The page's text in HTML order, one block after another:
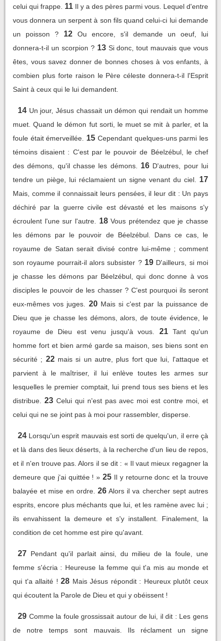
celui qui frappe. 11 Il y a des pères parmi vous. Lequel d'entre
vous donnera un serpent à son fils quand celui-ci lui demande
un poisson ?
12
Ou encore, s'il demande un oeuf, lui
donnera-t-il un scorpion ? 13 Si donc, tout mauvais que vous
êtes, vous savez donner de bonnes choses à vos enfants, à
combien plus forte raison le Père céleste donnera-t-il l'Esprit
Saint à ceux qui le lui demandent.
14 Un jour, Jésus chassait un démon qui rendait un homme
muet. Quand le démon fut sorti, le muet se mit à parler, et la
foule était émerveillée.
15 Cependant quelques-uns parmi les
témoins disaient : C'est par le pouvoir de Béelzébul, le chef
des démons, qu'il chasse les démons.
16 D'autres, pour lui
tendre un piège, lui réclamaient un signe venant du ciel.
17
Mais, comme il connaissait leurs pensées, il leur dit : Un pays
déchiré par la guerre civile est dévasté et les maisons s'y
écroulent l'une sur l'autre.
18 Vous prétendez que je chasse
les démons par le pouvoir de Béelzébul. Dans ce cas, le
royaume de Satan serait divisé contre lui-même ; comment
son royaume pourrait-il alors subsister ? 19 D'ailleurs, si moi
je chasse les démons par Béelzébul, qui donc donne à vos
disciples le pouvoir de les chasser ? C'est pourquoi ils seront
eux-mêmes vos juges.
20 Mais si c'est par la puissance de
Dieu que je chasse les démons, alors, de toute évidence, le
royaume de Dieu est venu jusqu'à vous.
21 Tant qu'un
homme fort et bien armé garde sa maison, ses biens sont en
sécurité ; 22 mais si un autre, plus fort que lui, l'attaque et
parvient à le maîtriser, il lui enlève toutes les armes sur
lesquelles le premier comptait, lui prend tous ses biens et les
distribue.
23 Celui qui n'est pas avec moi est contre moi, et
celui qui ne se joint pas à moi pour rassembler, disperse.
24 Lorsqu'un esprit mauvais est sorti de quelqu'un, il erre çà
et là dans des lieux déserts, à la recherche d'un lieu de repos,
et il n'en trouve pas. Alors il se dit : « Il vaut mieux regagner la
demeure que j'ai quittée ! » 25 Il y retourne donc et la trouve
balayée et mise en ordre. 26 Alors il va chercher sept autres
esprits, encore plus méchants que lui, et les ramène avec lui ;
ils envahissent la demeure et s'y installent. Finalement, la
condition de cet homme est pire qu'avant.
27 Pendant qu'il parlait ainsi, du milieu de la foule, une
femme s'écria : Heureuse la femme qui t'a mis au monde et
qui t'a allaité ! 28 Mais Jésus répondit : Heureux plutôt ceux
qui écoutent la Parole de Dieu et qui y obéissent !
29 Comme la foule grossissait autour de lui, il dit : Les gens
de notre temps sont mauvais. Ils réclament un signe